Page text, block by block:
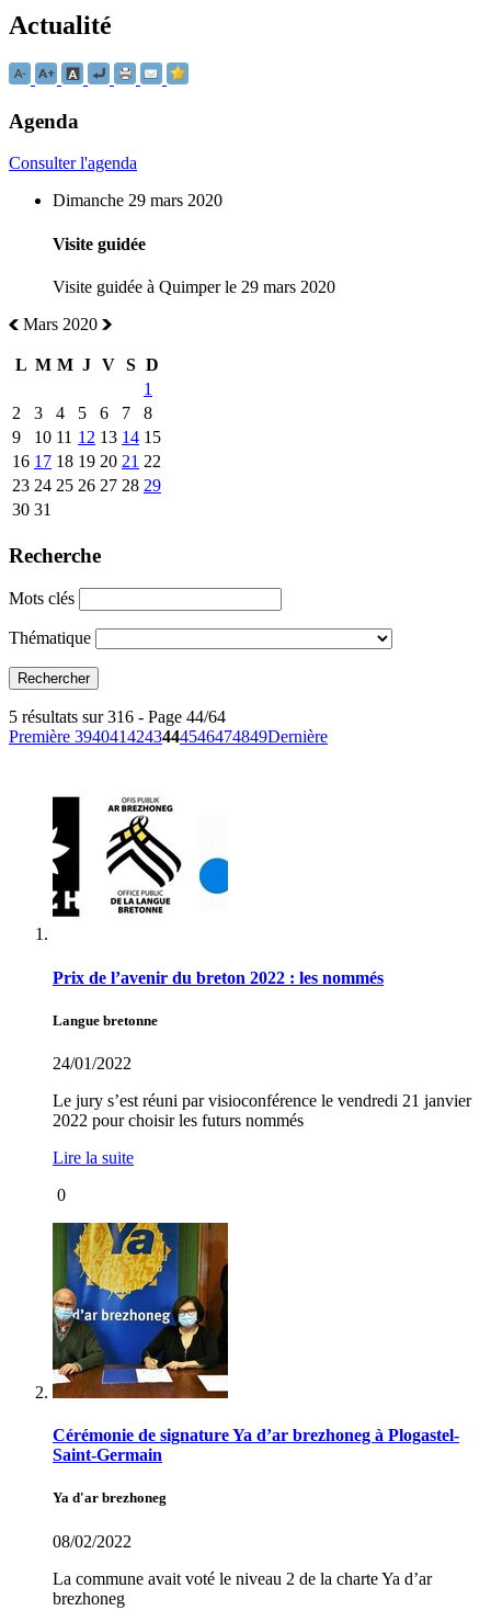
Actualité
Agenda
Consulter l'agenda
Dimanche 29 mars 2020
Visite guidée
Visite guidée à Quimper le 29 mars 2020
Mars 2020
L M M J V S D
1
2
3 4 5 6 7
8
9
10 11 12 13 14 15
16 17 18 19 20 21 22
23 24 25 26 27 28 29
30 31
Recherche
Mots clés
Thématique
5 résultats sur 316 - Page 44/64
Première 3940414243444546474849Dernière
Prix de l’avenir du breton 2022 : les nommés
Langue bretonne
24/01/2022
Le jury s’est réuni par visioconférence le vendredi 21 janvier
2022 pour choisir les futurs nommés
Lire la suite
0
Cérémonie de signature Ya d’ar brezhoneg à Plogastel-
Saint-Germain
Ya d'ar brezhoneg
08/02/2022
La commune avait voté le niveau 2 de la charte Ya d’ar
brezhoneg